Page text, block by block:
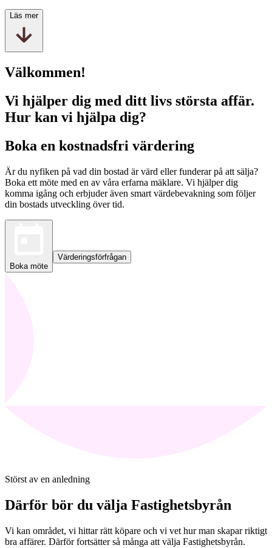
Läs mer
Välkommen!
Vi hjälper dig med ditt livs största affär.
Hur kan vi hjälpa dig?
Boka en kostnadsfri värdering
Är du nyfiken på vad din bostad är värd eller funderar på att sälja?
Boka ett möte med en av våra erfarna mäklare. Vi hjälper dig
komma igång och erbjuder även smart värdebevakning som följer
din bostads utveckling över tid.
Boka möte
Värderingsförfrågan
Störst av en anledning
Därför bör du välja Fastighetsbyrån
Vi kan området, vi hittar rätt köpare och vi vet hur man skapar riktigt
bra affärer. Därför fortsätter så många att välja Fastighetsbyrån.